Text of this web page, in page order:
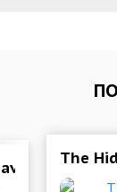
0.9.9
The